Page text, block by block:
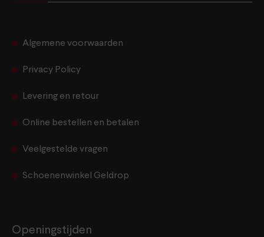
Algemene voorwaarden
Privacy Policy
Levering en retour
Online bestellen en betalen
Veelgestelde vragen
Schoenenwinkel Geldrop
Openingstijden